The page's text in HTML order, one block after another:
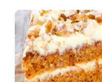
DRINKS
FRANGO
FRUTOS DO MAR